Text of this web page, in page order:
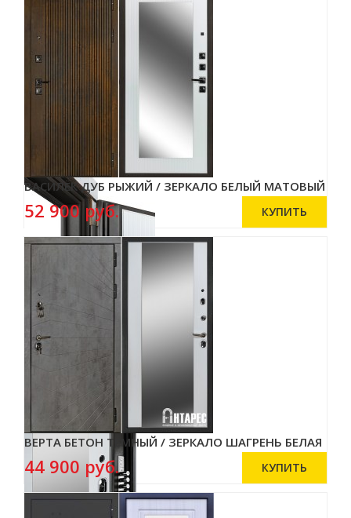
ВАСИЛЁК ДУБ РЫЖИЙ / ЗЕРКАЛО БЕЛЫЙ МАТОВЫЙ
52 900 руб.
ВЕРТА БЕТОН ТЁМНЫЙ / ЗЕРКАЛО ШАГРЕНЬ БЕЛАЯ
44 900 руб.